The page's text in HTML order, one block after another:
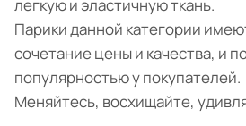
легкую и эластичную ткань.
Парики данной категории
сочетание цены и качества, и
популярностью у покупателей.
Меняйтесь, восхищайте,